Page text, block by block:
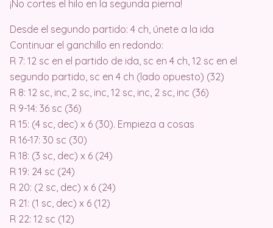
¡No cortes el hilo en la segunda pierna!
Desde el segundo partido: 4 ch, únete a la ida
Continuar el ganchillo en redondo:
R 7: 12 sc en el partido de ida, sc en 4 ch, 12 sc en el
segundo partido, sc en 4 ch (lado opuesto) (32)
R 8: 12 sc, inc, 2 sc, inc, 12 sc, inc, 2 sc, inc (36)
R 9-14: 36 sc (36)
R 15: (4 sc, dec) x 6 (30). Empieza a cosas
R 16-17: 30 sc (30)
R 18: (3 sc, dec) x 6 (24)
R 19: 24 sc (24)
R 20: (2 sc, dec) x 6 (24)
R 21: (1 sc, dec) x 6 (12)
R 22: 12 sc (12)